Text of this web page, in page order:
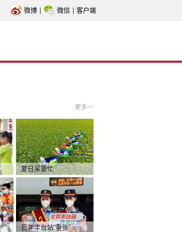
微博 微信 客户端
更多>>
夏日采菱忙
百年丰台站“重张”